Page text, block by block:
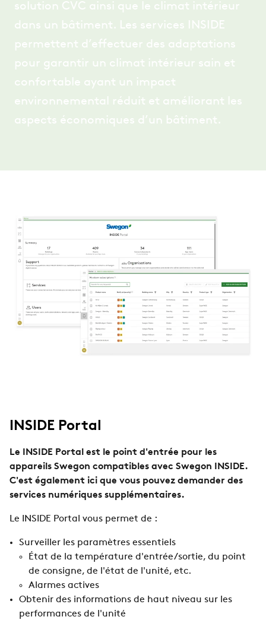
solution CVC ainsi que le climat intérieur
dans un bâtiment. Les services INSIDE
permettent d’effectuer des adaptations
pour garantir un climat intérieur sain et
confortable ayant un impact
environnemental réduit et améliorant les
aspects économiques d’un bâtiment.
INSIDE Portal
Le INSIDE Portal est le point d'entrée pour les
appareils Swegon compatibles avec Swegon INSIDE.
C'est également ici que vous pouvez demander des
services numériques supplémentaires.
Le INSIDE Portal vous permet de :
Surveiller les paramètres essentiels
État de la température d'entrée/sortie, du point
de consigne, de l'état de l'unité, etc.
Alarmes actives
Obtenir des informations de haut niveau sur les
performances de l'unité